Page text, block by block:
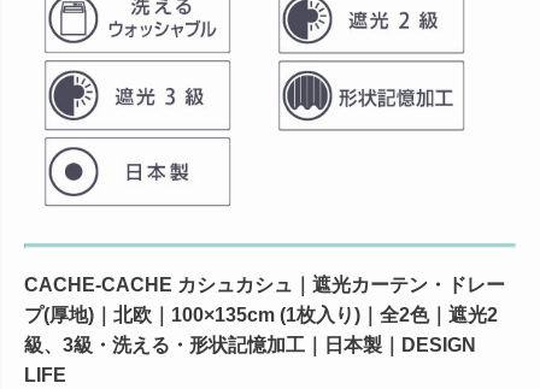
CACHE-CACHE カシュカシュ｜遮光カーテン・ドレー
プ(厚地)｜北欧｜100×135cm (1枚入り)｜全2色｜遮光2
級、3級・洗える・形状記憶加工｜日本製｜DESIGN
LIFE